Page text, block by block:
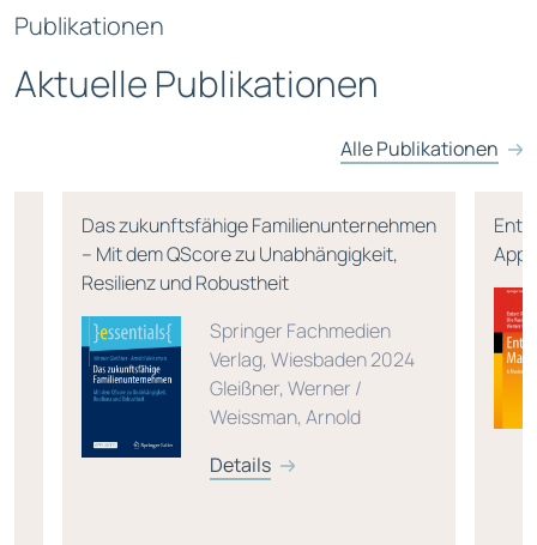
Publikationen
Aktuelle Publikationen
Alle Publikationen
Das zukunftsfähige Familienunternehmen
– Mit dem QScore zu Unabhängigkeit,
Resilienz und Robustheit
Springer Fachmedien
Verlag, Wiesbaden 2024
Gleißner, Werner /
Weissman, Arnold
Details